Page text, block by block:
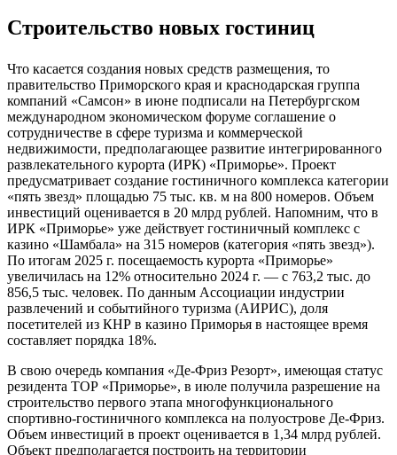
некоторых иностранных компаний и сложностями со сдачей
помещений в аренду торговый дом демонстрирует убытки: в
рублей. Летом 2025 г. владеющее ГУМом ООО «Приминвест-
С» перешло под государственное управление.
Строительство новых гостиниц
Что касается создания новых средств размещения, то
правительство Приморского края и краснодарская группа
компаний «Самсон» в июне подписали на Петербургском
международном экономическом форуме соглашение о
сотрудничестве в сфере туризма и коммерческой
недвижимости, предполагающее развитие интегрированного
развлекательного курорта (ИРК) «Приморье». Проект
предусматривает создание гостиничного комплекса категории
«пять звезд» площадью 75 тыс. кв. м на 800 номеров. Объем
инвестиций оценивается в 20 млрд рублей. Напомним, что в
ИРК «Приморье» уже действует гостиничный комплекс с
казино «Шамбала» на 315 номеров (категория «пять звезд»).
увеличилась на 12% относительно 2024 г. — с 763,2 тыс. до
856,5 тыс. человек. По данным Ассоциации индустрии
развлечений и событийного туризма (АИРИС), доля
посетителей из КНР в казино Приморья в настоящее время
составляет порядка 18%.